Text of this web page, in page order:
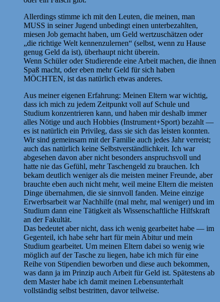
Allerdings stimme ich mit den Leuten, die meinen, man
MUSS in seiner Jugend unbedingt einen unterbezahlten,
miesen Job gemacht haben, um Geld wertzuschätzen oder
„die richtige Welt kennenzulernen“ (selbst, wenn zu Hause
genug Geld da ist), überhaupt nicht überein.
Wenn Schüler oder Studierende eine Arbeit machen, die ihnen
Spaß macht, oder eben mehr Geld für sich haben
MÖCHTEN, ist das natürlich etwas anderes.
Aus meiner eigenen Erfahrung: Meinen Eltern war wichtig,
dass ich mich zu jedem Zeitpunkt voll auf Schule und
Studium konzentrieren kann, und haben mir deshalb immer
alles Nötige und auch Hobbies (Instrument+Sport) bezahlt —
es ist natürlich ein Privileg, dass sie sich das leisten konnten.
Wir sind gemeinsam mit der Familie auch jedes Jahr verreist;
auch das natürlich keine Selbstverständlichkeit. Ich war
abgesehen davon aber nicht besonders anspruchsvoll und
hatte nie das Gefühl, mehr Taschengeld zu brauchen. Ich
bekam deutlich weniger als die meisten meiner Freunde, aber
brauchte eben auch nicht mehr, weil meine Eltern die meisten
Dinge übernahmen, die sie sinnvoll fanden. Meine einzige
Erwerbsarbeit war Nachhilfe (mal mehr, mal weniger) und im
Studium dann eine Tätigkeit als Wissenschaftliche Hilfskraft
an der Fakultät.
Das bedeutet aber nicht, dass ich wenig gearbeitet habe — im
Gegenteil, ich habe sehr hart für mein Abitur und mein
Studium gearbeitet. Um meinen Eltern dabei so wenig wie
möglich auf der Tasche zu liegen, habe ich mich für eine
Reihe von Stipendien beworben und diese auch bekommen,
was dann ja im Prinzip auch Arbeit für Geld ist. Spätestens ab
dem Master habe ich damit meinen Lebensunterhalt
vollständig selbst bestritten, davor teilweise.